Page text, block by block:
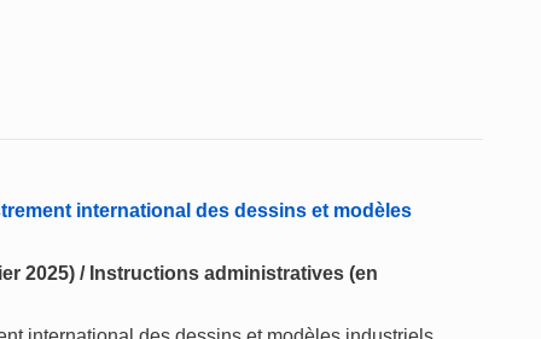
international des dessins et modèles
2025) / Instructions administratives (en